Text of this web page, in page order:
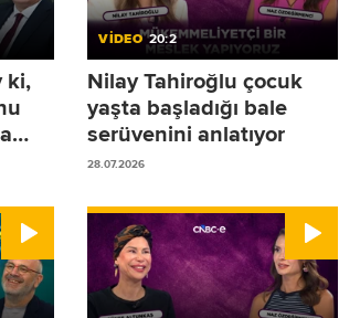
ki,
VİDEO 20:2
Nilay Tahiroğlu çocuk
yaşta başladığı bale
serüvenini anlatıyor
28.07.2026